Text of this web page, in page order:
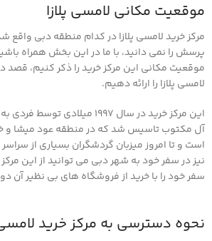
موقعیت مکانی لامسی پلازا
مرکز خرید لامسی پلازا در کدام منطقه دبی واقع
پرسش را نمی دانید، با ما در این بخش همراه
موقعیت مکانی این مرکز خرید را ذکر کنیم، قصد
لامسی پلازا را ارائه دهیم.
این مرکز خرید در سال 1997
آل مکتوب تاسیس شد که در منطقه عود میشا و
است و تا امروز میزبان گردشگران بسیاری از
نیز در سفر خود به شهر دبی می توانید از این
سفر خود را با خرید از فروشگاه های بی نظیر آن
نحوه دسترسی به مرکز خرید لامسی